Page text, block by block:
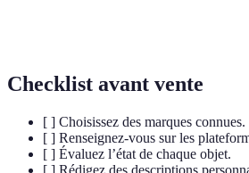
Checklist avant vente
[ ] Choisissez des marques connues.
[ ] Renseignez-vous sur les
[ ] Évaluez l’état de chaque objet.